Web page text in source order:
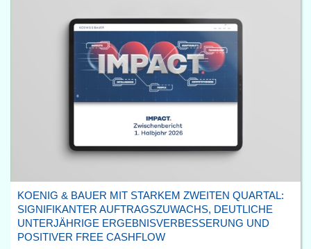
KOENIG & BAUER MIT STARKEM ZWEITEN QUARTAL:
SIGNIFIKANTER AUFTRAGSZUWACHS, DEUTLICHE
UNTERJÄHRIGE ERGEBNISVERBESSERUNG UND
POSITIVER FREE CASHFLOW